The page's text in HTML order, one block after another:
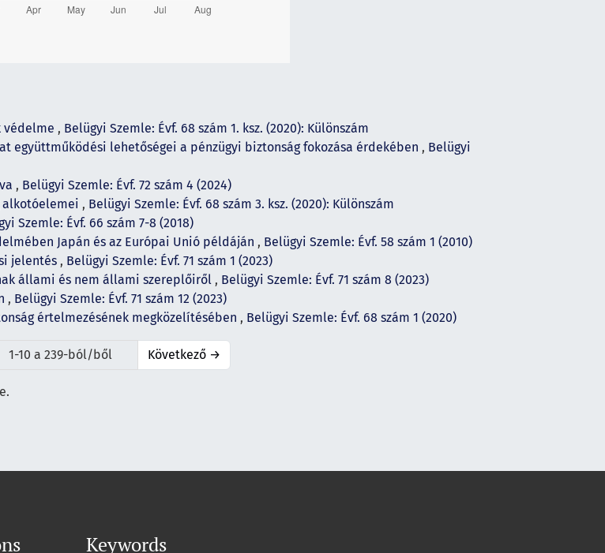
védelme , Belügyi Szemle: Évf. 68 szám 1. ksz. (2020): Különszám
együttműködési lehetőségei a pénzügyi biztonság fokozása érdekében , Belügyi
, Belügyi Szemle: Évf. 72 szám 4 (2024)
alkotóelemei , Belügyi Szemle: Évf. 68 szám 3. ksz. (2020): Különszám
Szemle: Évf. 66 szám 7-8 (2018)
Japán és az Európai Unió példáján , Belügyi Szemle: Évf. 58 szám 1 (2010)
jelentés , Belügyi Szemle: Évf. 71 szám 1 (2023)
állami és nem állami szereplőiről , Belügyi Szemle: Évf. 71 szám 8 (2023)
, Belügyi Szemle: Évf. 71 szám 12 (2023)
értelmezésének megközelítésében , Belügyi Szemle: Évf. 68 szám 1 (2020)
1-10 a 239-ból/ből Következő →
Keywords